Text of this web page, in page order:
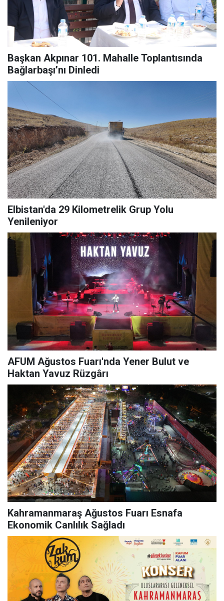
Başkan Akpınar 101. Mahalle Toplantısında
Bağlarbaşı’nı Dinledi
Elbistan'da 29 Kilometrelik Grup Yolu
Yenileniyor
AFUM Ağustos Fuarı'nda Yener Bulut ve
Haktan Yavuz Rüzgârı
Kahramanmaraş Ağustos Fuarı Esnafa
Ekonomik Canlılık Sağladı